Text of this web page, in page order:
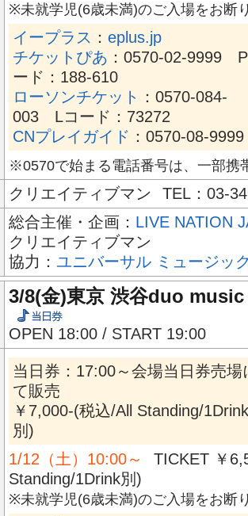
※未就学児(6歳未満)のご入場をお断
イープラス ： eplus.jp
チケットぴあ ：0570-02-9999
ード：188-610
ローソンチケット
：0570-084-
003 Lコード：73272
CNプレイガイド ：0570-08-9999
※0570で始まる電話番号は、一部携
クリエイティブマン
TEL：03-
総合主催・企画： LIVE NATION
クリエイティブマン
協力： ユニバーサル ミュージッ
3/8(金)東京 渋谷duo
OPEN 18:00 / START 19:00
当日券：17:00～会場当日券売場
て販売
￥7,000-(税込/All Standing/1Drink
別)
1/12（土）10:00～
TICKET ￥
Standing/1Drink別)
※未就学児(6歳未満)のご入場をお断